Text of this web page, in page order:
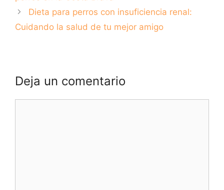
amigo
Dieta para perros con insuficiencia renal:
Cuidando la salud de tu mejor amigo
Deja un comentario